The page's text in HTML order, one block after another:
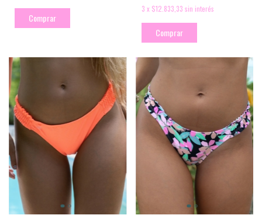
Comprar
3 x $12.833,33 sin interés
Comprar